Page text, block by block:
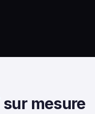
sur mesure